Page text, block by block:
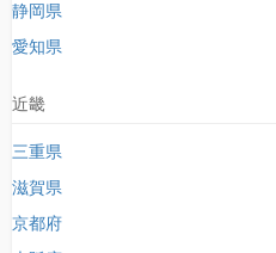
静岡県
愛知県
近畿
三重県
滋賀県
京都府